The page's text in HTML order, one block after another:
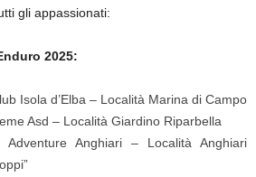
gli appassionati:
2025:
Isola d’Elba – Località Marina di Campo
Asd – Località Giardino Riparbella
Anghiari – Località Anghiari